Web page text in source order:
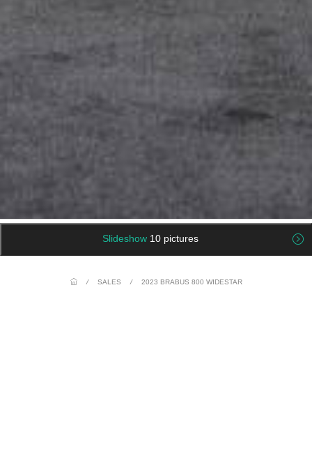
Slideshow 10 pictures
/ SALES / 2023 BRABUS 800 WIDESTAR